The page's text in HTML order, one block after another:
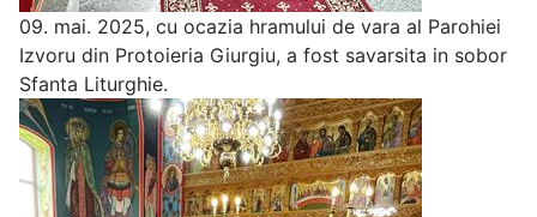
09. mai. 2025, cu ocazia hramului de vara al Parohiei
Izvoru din Protoieria Giurgiu, a fost savarsita in sobor
Sfanta Liturghie.